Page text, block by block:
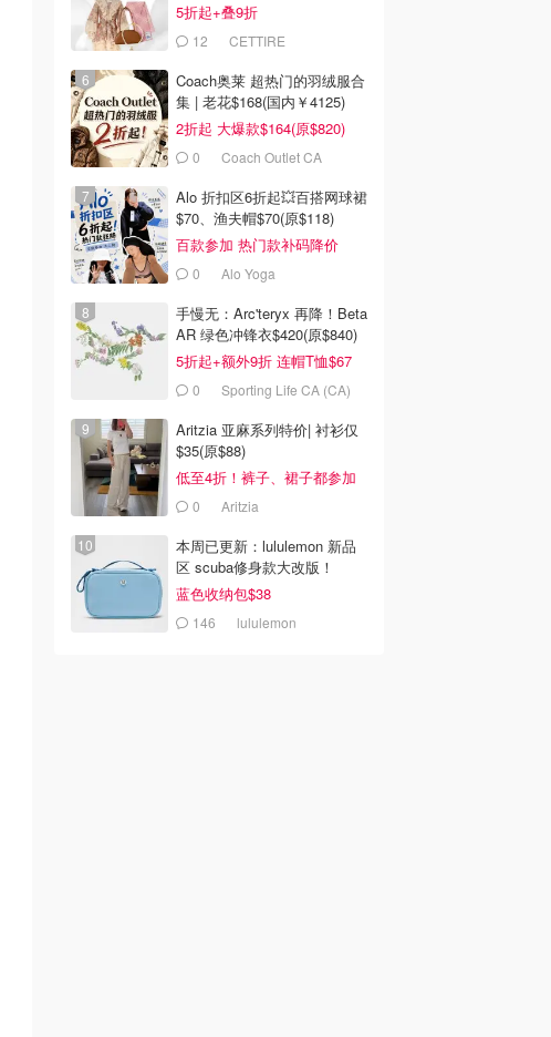
5折起+叠9折
12 CETTIRE
Coach奥莱 超热门的羽绒服合
集 | 老花$168(国内￥4125)
2折起 大爆款$164(原$820)
0 Coach Outlet CA
Alo 折扣区6折起💥百搭网球裙
$70、渔夫帽$70(原$118)
百款参加 热门款补码降价
0 Alo Yoga
手慢无：Arc'teryx 再降！Beta
AR 绿色冲锋衣$420(原$840)
5折起+额外9折 连帽T恤$67
0 Sporting Life CA (CA)
Aritzia 亚麻系列特价| 衬衫仅
$35(原$88)
低至4折！裤子、裙子都参加
0 Aritzia
本周已更新：lululemon 新品
区 scuba修身款大改版！
蓝色收纳包$38
146 lululemon